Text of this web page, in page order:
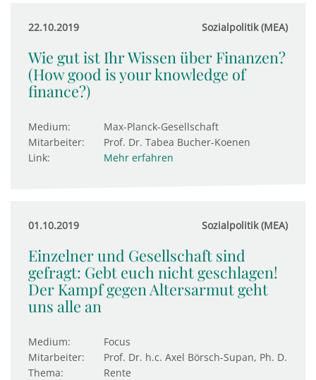
22.10.2019 Sozialpolitik (MEA)
Wie gut ist Ihr Wissen über Finanzen?
(How good is your knowledge of
finance?)
Medium:
Max-Planck-Gesellschaft
Mitarbeiter:
Prof. Dr. Tabea Bucher-Koenen
Link:
Mehr erfahren
01.10.2019 Sozialpolitik (MEA)
Einzelner und Gesellschaft sind
gefragt: Gebt euch nicht geschlagen!
Der Kampf gegen Altersarmut geht
uns alle an
Medium:
Focus
Mitarbeiter:
Prof. Dr. h.c. Axel Börsch-Supan, Ph. D.
Thema:
Rente